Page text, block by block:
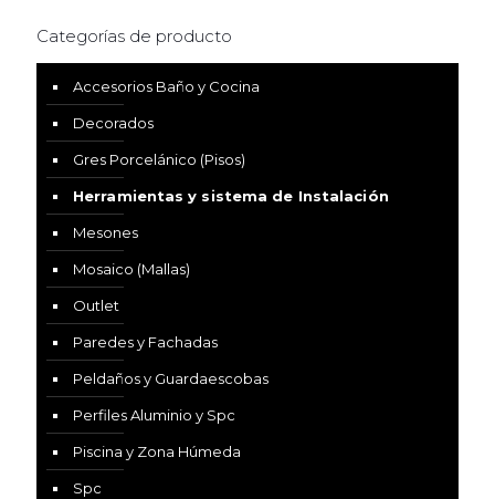
Categorías de producto
Accesorios Baño y Cocina
Decorados
Gres Porcelánico (Pisos)
Herramientas y sistema de Instalación
Mesones
Mosaico (Mallas)
Outlet
Paredes y Fachadas
Peldaños y Guardaescobas
Perfiles Aluminio y Spc
Piscina y Zona Húmeda
Spc